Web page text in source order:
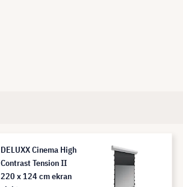
DELUXX Cinema High
Contrast Tension II
220 x 124 cm ekran